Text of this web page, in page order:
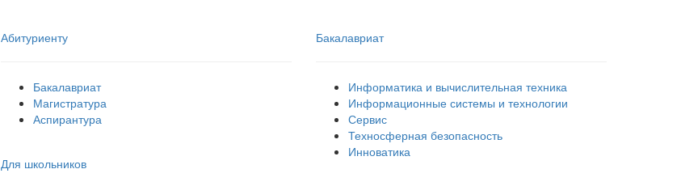
Абитуриенту
Бакалавриат
Магистратура
Аспирантура
Для школьников
Бакалавриат
Информатика и вычислительная техника
Информационные системы и технологии
Сервис
Техносферная безопасность
Инноватика